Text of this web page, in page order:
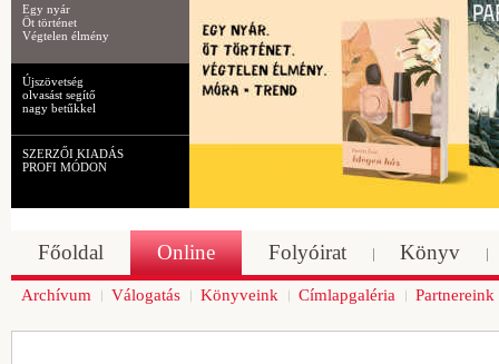
Egy nyár
Öt történet
Végtelen élmény
Újszövetség
olvasást segítő
nagy betűkkel
SZERZŐI KIADÁS
PROFI MÓDON
Főoldal Online Folyóirat Könyv
Archívum Válogatás Könyveink Címlapgaléria Partnereink